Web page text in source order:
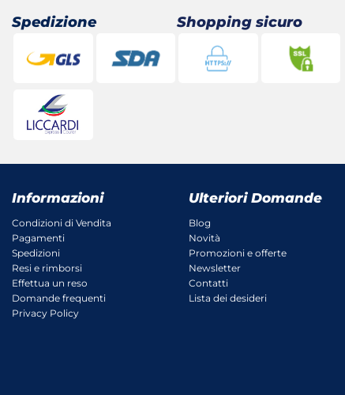
Spedizione Shopping sicuro
Informazioni
Condizioni di Vendita
Pagamenti
Spedizioni
Resi e rimborsi
Effettua un reso
Domande frequenti
Privacy Policy
Ulteriori Domande
Blog
Novità
Promozioni e offerte
Newsletter
Contatti
Lista dei desideri